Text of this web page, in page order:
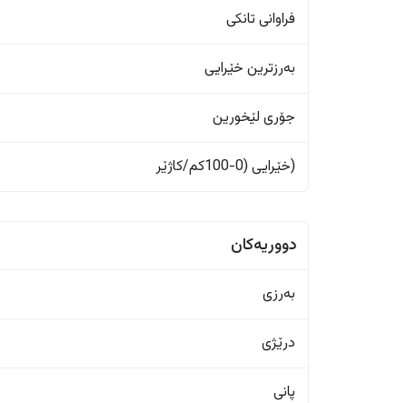
فراوانی تانکی
بەرزترین خێرایی
جۆری لێخورین
(خێرایی (0-100کم/کاژێر
دووریەکان
بەرزی
درێژی
پانی